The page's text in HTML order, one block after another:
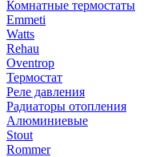
Комнатные термостаты
Emmeti
Watts
Rehau
Oventrop
Термостат
Реле давления
Радиаторы отопления
Алюминиевые
Stout
Rommer